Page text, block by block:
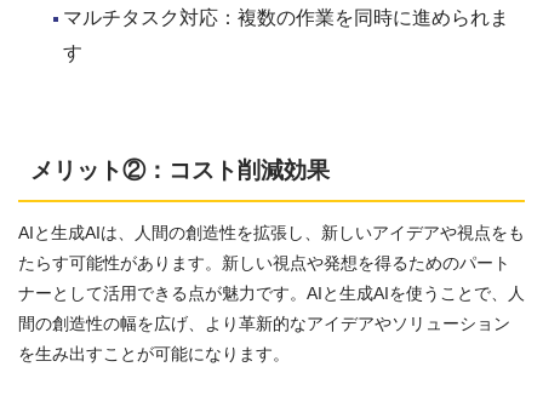
マルチタスク対応：複数の作業を同時に進められま
す
メリット②：コスト削減効果
AIと生成AIは、人間の創造性を拡張し、新しいアイデアや視点をも
たらす可能性があります。新しい視点や発想を得るためのパート
ナーとして活用できる点が魅力です。AIと生成AIを使うことで、人
間の創造性の幅を広げ、より革新的なアイデアやソリューション
を生み出すことが可能になります。